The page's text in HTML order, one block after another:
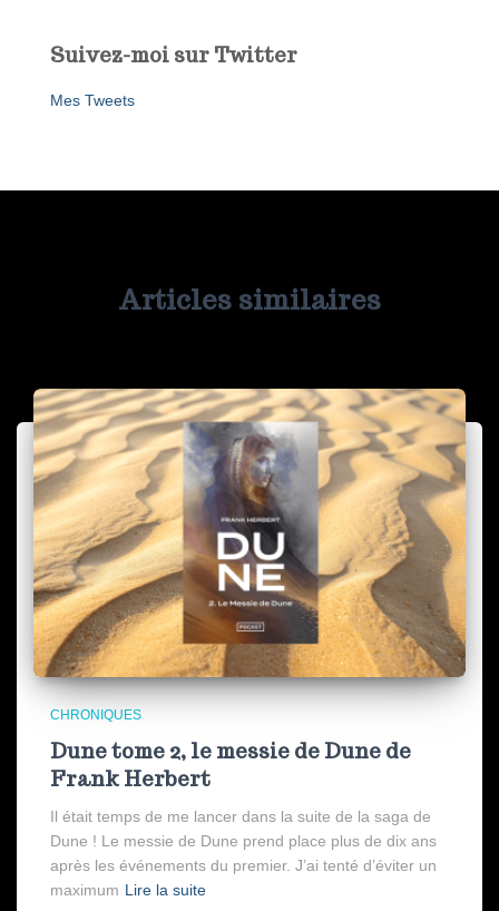
Suivez-moi sur Twitter
Mes Tweets
Articles similaires
CHRONIQUES
Dune tome 2, le messie de Dune de
Frank Herbert
Il était temps de me lancer dans la suite de la saga de
Dune ! Le messie de Dune prend place plus de dix ans
après les événements du premier. J’ai tenté d’éviter un
maximum Lire la suite